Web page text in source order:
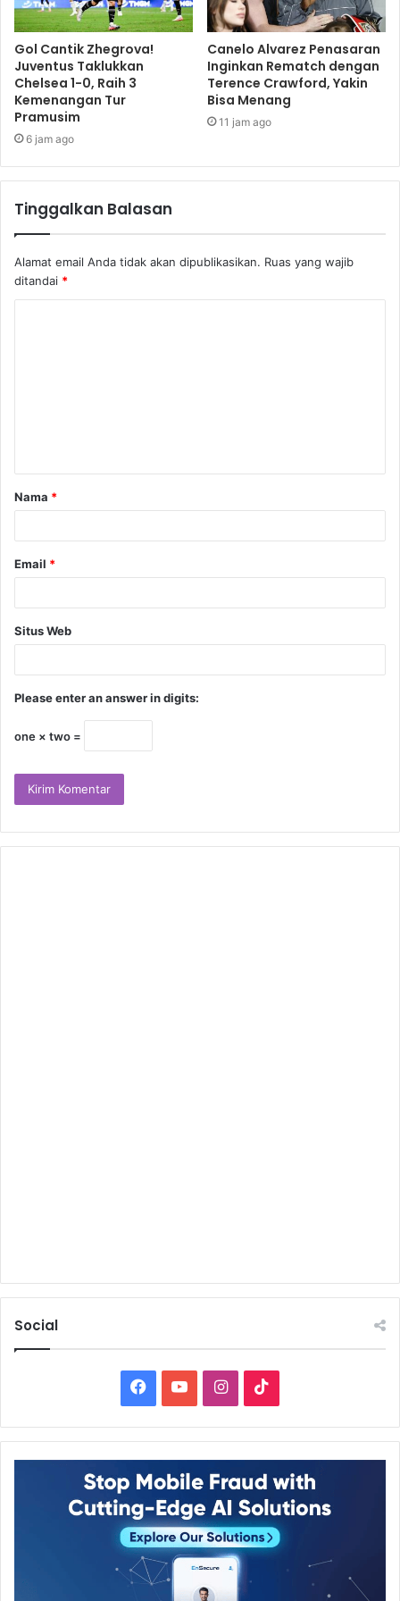
Lalu, apa kata sang ayah?
“Ia tidak melakukan persiapan seperti yang saya inginkan,
dan itu membuat saya berkata, ‘Saya tidak ingin ia dalam
situasi itu,'” katanya.
“Ia berhadapan dengan petarung hebat, yang sangat tajam,
tertutup ketika Anda mengalami defisit seperti itu. Saya
tidak akan membiarkan itu terjadi padanya.”
errol spence jr Shawn Porter
Gol Cantik Zhegrova!
Juventus Taklukkan
Chelsea 1-0, Raih 3
Kemenangan Tur
Pramusim
6 jam ago
Canelo Alvarez Penasaran
Inginkan Rematch dengan
Terence Crawford, Yakin
Bisa Menang
11 jam ago
Tinggalkan Balasan
Alamat email Anda tidak akan dipublikasikan. Ruas yang wajib
ditandai *
Nama *
Email *
Situs Web
Please enter an answer in digits:
one × two =
Social
Facebook
YouTubeInstagram